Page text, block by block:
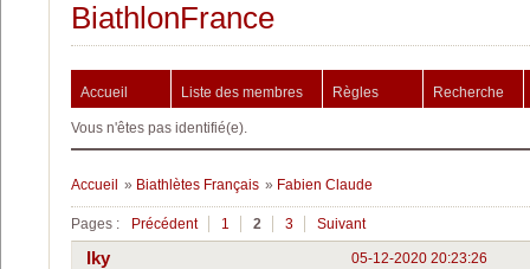
BiathlonFrance
Accueil Liste des membres Règles Recherche
Vous n'êtes pas identifié(e).
Accueil » Biathlètes Français » Fabien Claude
Pages : Précédent 1 2 3 Suivant
05-12-2020 20:23:26
Iky